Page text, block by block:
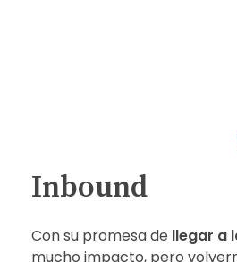
Inbound
Con su promesa de llegar a
mucho impacto, pero